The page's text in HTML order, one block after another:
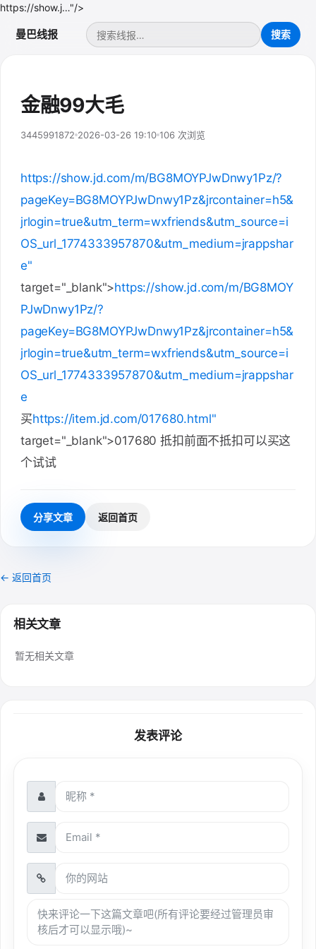
https://show.j…"/>
曼巴线报
金融99大毛
3445991872 2026-03-26 19:10 106 次浏览
https://show.jd.com/m/BG8MOYPJwDnwy1Pz/?
pageKey=BG8MOYPJwDnwy1Pz&jrcontainer=h5&
jrlogin=true&utm_term=wxfriends&utm_source=i
OS_url_1774333957870&utm_medium=jrappshar
e"
target="_blank">https://show.jd.com/m/BG8MOY
PJwDnwy1Pz/?
pageKey=BG8MOYPJwDnwy1Pz&jrcontainer=h5&
jrlogin=true&utm_term=wxfriends&utm_source=i
OS_url_1774333957870&utm_medium=jrappshar
e
买https://item.jd.com/017680.html"
target="_blank">017680 抵扣前面不抵扣可以买这
个试试
分享文章 返回首页
← 返回首页
相关文章
暂无相关文章
发表评论